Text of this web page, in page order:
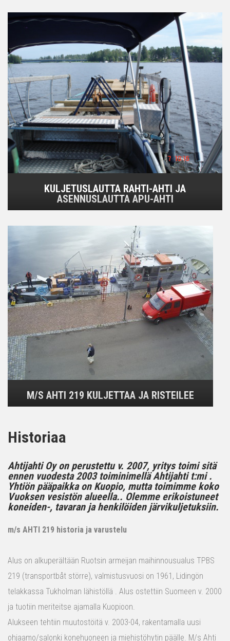
KULJETUSLAUTTA RAHTI-AHTI JA
ASENNUSLAUTTA APU-AHTI
M/S AHTI 219 KULJETTAA JA RISTEILEE
Historiaa
Ahtijahti Oy on perustettu v. 2007, yritys toimi sitä
ennen vuodesta 2003 toiminimellä Ahtijahti t:mi .
Yhtiön pääpaikka on Kuopio, mutta toimimme koko
Vuoksen vesistön alueella.. Olemme erikoistuneet
koneiden-, tavaran ja henkilöiden järvikuljetuksiin.
m/s AHTI 219 historia ja varustelu
Alus on alkuperältään Ruotsin armeijan maihinnousualus TPBS
219 (transportbåt större), valmistusvuosi on 1961, Lidingön
telakkassa Tukholman lähistöllä . Alus ostettiin Suomeen v. 2000
ja tuotiin meriteitse ajamalla Kuopioon.
Alukseen tehtiin muutostöitä v. 2003-04, rakentamalla uusi
ohjaamo/salonki konehuoneen ja miehistöhytin päälle. M/s Ahti